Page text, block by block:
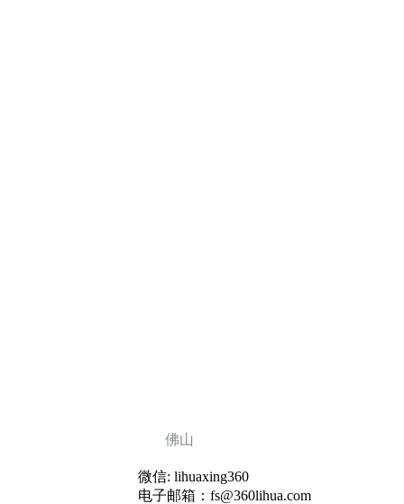
佛山
微信: lihuaxing360
电子邮箱：fs@360lihua.com